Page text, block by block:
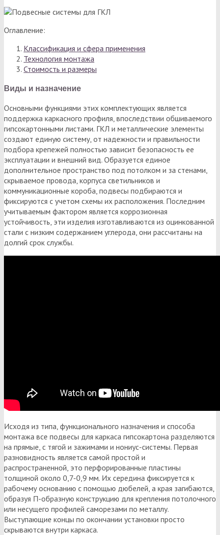
Оглавление:
Классификация и сфера применения
Технология монтажа
Стоимость и размеры
Виды и назначение
Основными функциями этих комплектующих является
поддержка каркасного профиля, впоследствии обшиваемого
гипсокартонными листами. ГКЛ и металлические элементы
создают единую систему, от надежности и правильности
подбора крепежей полностью зависит безопасность ее
эксплуатации и внешний вид. Образуется единое
дополнительное пространство под потолком и за стенами,
скрываемое провода, корпуса светильников и
коммуникационные короба, подвесы подбираются и
фиксируются с учетом схемы их расположения. Последним
учитываемым фактором является коррозионная
устойчивость, эти изделия изготавливаются из оцинкованной
стали с низким содержанием углерода, они рассчитаны на
долгий срок службы.
Исходя из типа, функционального назначения и способа
монтажа все подвесы для каркаса гипсокартона разделяются
на прямые, с тягой и зажимами и нониус-системы. Первая
разновидность является самой простой и
распространенной, это перфорированные пластины
толщиной около 0,7-0,9 мм. Их середина фиксируется к
рабочему основанию с помощью дюбелей, а края загибаются,
образуя П-образную конструкцию для крепления потолочного
или несущего профилей саморезами по металлу.
Выступающие концы по окончании установки просто
скрываются внутри каркаса.